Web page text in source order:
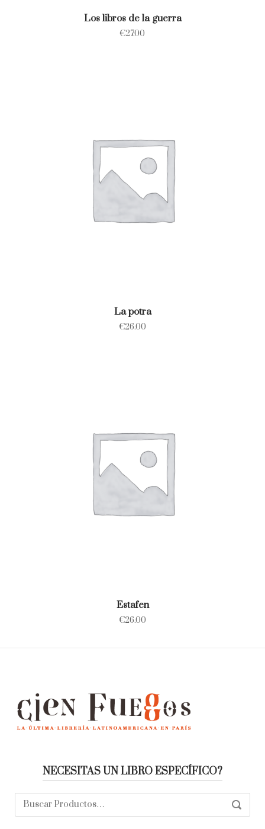
Los libros de la guerra
€27.00
La potra
€26.00
Estafen
€26.00
NECESITAS UN LIBRO ESPECÍFICO?
Buscar: